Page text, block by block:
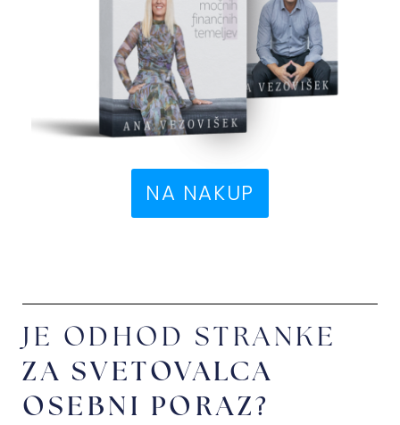
NA NAKUP
JE ODHOD STRANKE
ZA SVETOVALCA
OSEBNI PORAZ?